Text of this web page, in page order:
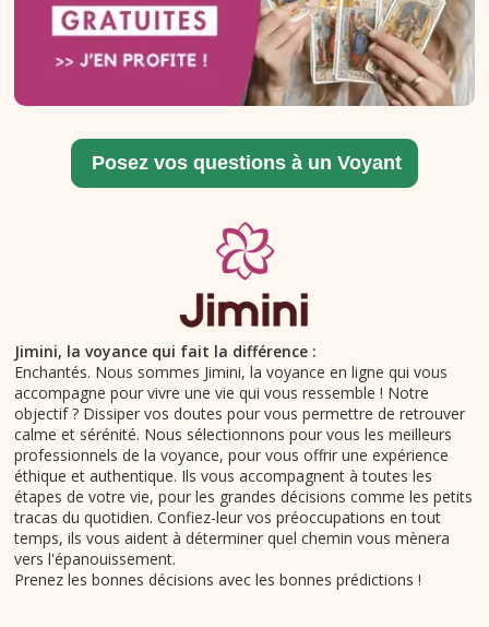
Jimini, la voyance qui fait la différence :
Enchantés. Nous sommes Jimini, la voyance en ligne qui vous
accompagne pour vivre une vie qui vous ressemble ! Notre
objectif ? Dissiper vos doutes pour vous permettre de retrouver
calme et sérénité. Nous sélectionnons pour vous les meilleurs
professionnels de la voyance, pour vous offrir une expérience
éthique et authentique. Ils vous accompagnent à toutes les
étapes de votre vie, pour les grandes décisions comme les petits
tracas du quotidien. Confiez-leur vos préoccupations en tout
temps, ils vous aident à déterminer quel chemin vous mènera
vers l'épanouissement.
Prenez les bonnes décisions avec les bonnes prédictions !